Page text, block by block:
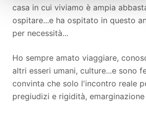
casa in cui viviamo è ampia
ospitare...e ha ospitato in questo
per necessità...
Ho sempre amato viaggiare,
altri esseri umani, culture...e sono
convinta che solo l'incontro reale
pregiudizi e rigidità,